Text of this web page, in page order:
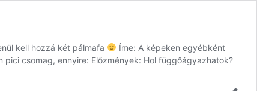
kell hozzá két pálmafa
Íme: A képeken egyébként
csomag, ennyire: Előzmények: Hol függőágyazhatok?